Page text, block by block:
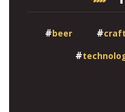
beer craft